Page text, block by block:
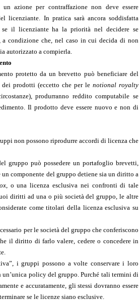
azione per contraffazione non deve essere
licenziante. In pratica sarà ancora soddisfatta
se il licenziante ha la priorità nel decidere se
a condizione che, nel caso in cui decida di non
autorizzato a compierla.
protetto da un brevetto può beneficiare del
dei prodotti (eccetto che per lenotional royalty
produrranno reddito computabile se
Il prodotto deve essere nuovo e non di
non possono riprodurre accordi di licenza che
gruppo può possedere un portafoglio brevetti,
un componente del gruppo detiene sia un diritto a
, o una licenza esclusiva nei confronti di tale
diritti ad una o più società del gruppo, le altre
come titolari della licenza esclusiva su
per le società del gruppo che conferiscono
il diritto di farlo valere, cedere o concedere in
i gruppi possono a volte conservare i loro
policy del gruppo. Purché tali termini di
e accuratamente, gli stessi dovranno essere
se le licenze siano esclusive.